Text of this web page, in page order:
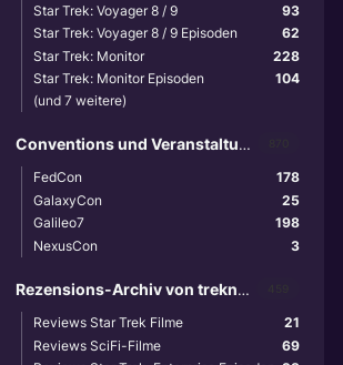
93
Star Trek: Voyager 8 / 9
62
Star Trek: Voyager 8 / 9 Episoden
228
Star Trek: Monitor
104
Star Trek: Monitor Episoden
(und 7 weitere)
Conventions und Veranstaltungen
178
FedCon
25
GalaxyCon
198
Galileo7
3
NexusCon
Rezensions-Archiv von treknews.de
21
Reviews Star Trek Filme
69
Reviews SciFi-Filme